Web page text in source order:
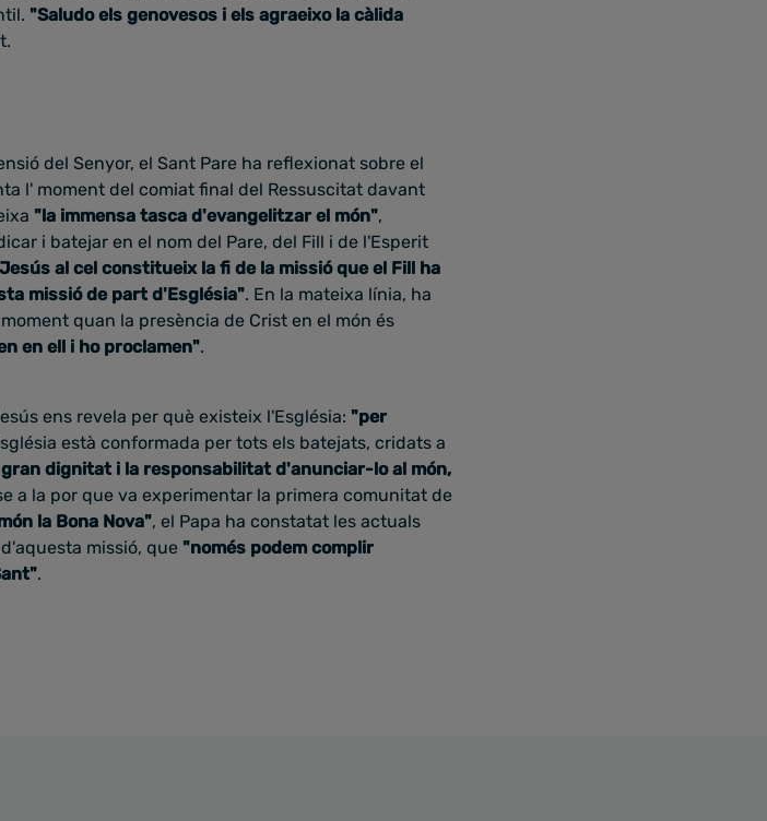
"Saludo els genovesos i els agraeixo la càlida
del Senyor, el Sant Pare ha reflexionat sobre el
l' moment del comiat final del Ressuscitat davant
"la immensa tasca d'evangelitzar el món",
i batejar en el nom del Pare, del Fill i de l'Esperit
al cel constitueix la fi de la missió que el Fill ha
missió de part d'Església". En la mateixa línia, ha
quan la presència de Crist en el món és
en ell i ho proclamen".
ens revela per què existeix l'Església: "per
està conformada per tots els batejats, cridats a
dignitat i la responsabilitat d'anunciar-lo al món,
a la por que va experimentar la primera comunitat de
la Bona Nova", el Papa ha constatat les actuals
missió, que "només podem complir
".